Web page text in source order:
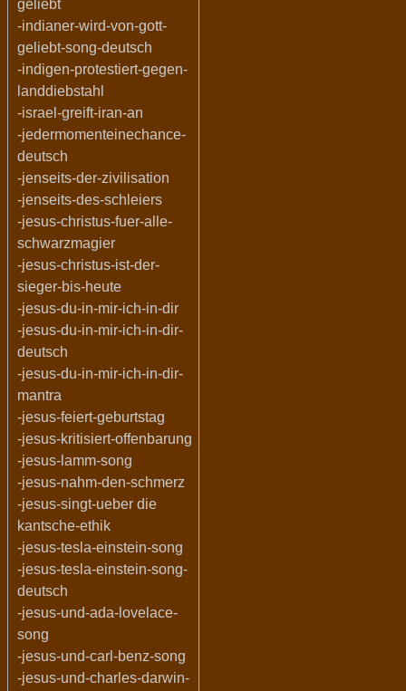
geliebt
-indianer-wird-von-gott-
geliebt-song-deutsch
-indigen-protestiert-gegen-
landdiebstahl
-israel-greift-iran-an
-jedermomenteinechance-
deutsch
-jenseits-der-zivilisation
-jenseits-des-schleiers
-jesus-christus-fuer-alle-
schwarzmagier
-jesus-christus-ist-der-
sieger-bis-heute
-jesus-du-in-mir-ich-in-dir
-jesus-du-in-mir-ich-in-dir-
deutsch
-jesus-du-in-mir-ich-in-dir-
mantra
-jesus-feiert-geburtstag
-jesus-kritisiert-offenbarung
-jesus-lamm-song
-jesus-nahm-den-schmerz
-jesus-singt-ueber die
kantsche-ethik
-jesus-tesla-einstein-song
-jesus-tesla-einstein-song-
deutsch
-jesus-und-ada-lovelace-
song
-jesus-und-carl-benz-song
-jesus-und-charles-darwin-